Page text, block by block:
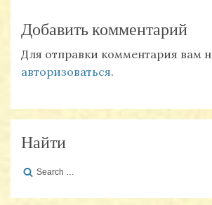
Добавить комментарий
Для отправки комментария вам
авторизоваться.
Найти
Search